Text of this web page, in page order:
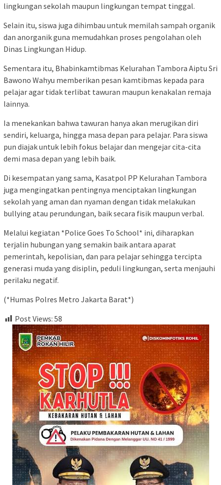
lingkungan sekolah maupun lingkungan tempat tinggal.
Selain itu, siswa juga dihimbau untuk memilah sampah organik
dan anorganik guna memudahkan proses pengolahan oleh
Dinas Lingkungan Hidup.
Sementara itu, Bhabinkamtibmas Kelurahan Tambora Aiptu Sri
Bawono Wahyu memberikan pesan kamtibmas kepada para
pelajar agar tidak terlibat tawuran maupun kenakalan remaja
lainnya.
Ia menekankan bahwa tawuran hanya akan merugikan diri
sendiri, keluarga, hingga masa depan para pelajar. Para siswa
pun diajak untuk lebih fokus belajar dan mengejar cita-cita
demi masa depan yang lebih baik.
Di kesempatan yang sama, Kasatpol PP Kelurahan Tambora
juga mengingatkan pentingnya menciptakan lingkungan
sekolah yang aman dan nyaman dengan tidak melakukan
bullying atau perundungan, baik secara fisik maupun verbal.
Melalui kegiatan *Police Goes To School* ini, diharapkan
terjalin hubungan yang semakin baik antara aparat
pemerintah, kepolisian, dan para pelajar sehingga tercipta
generasi muda yang disiplin, peduli lingkungan, serta menjauhi
perilaku negatif.
(*Humas Polres Metro Jakarta Barat*)
Post Views: 58